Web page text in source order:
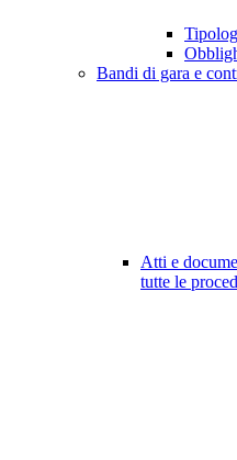
Bandi di gara e
Atti e
tutte le